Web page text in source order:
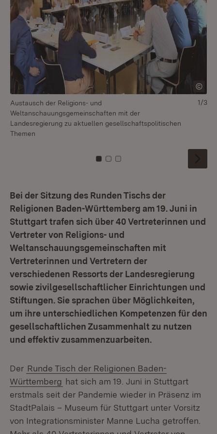
Austausch der Religions- und
Weltanschauungsgemeinschaften mit der
Landesregierung zu aktuellen gesellschaftspolitischen
Themen
Zu Kachel: 0
Zu Kachel: 1
Zu Kachel: 2
1/3
Bei der Sitzung des Runden Tischs der
Religionen Baden-Württemberg am 19. Juni in
Stuttgart trafen sich über 40 Vertreterinnen und
Vertreter von Religions- und
Weltanschauungsgemeinschaften mit
Vertreterinnen und Vertretern der
verschiedenen Ressorts der Landesregierung
sowie zivilgesellschaftlicher Einrichtungen und
Stiftungen. Sie sprachen über Möglichkeiten,
um ihre unterschiedlichen Kompetenzen für den
gesellschaftlichen Zusammenhalt zu nutzen
und effektiv zusammenzuarbeiten.
Der Runde Tisch der Religionen Baden-
Württemberg hat sich am 19. Juni in Stuttgart
erstmals seit der Pandemie wieder in Präsenz im
StadtPalais – Museum für Stuttgart unter Vorsitz
von Integrationsminister Manne Lucha getroffen.